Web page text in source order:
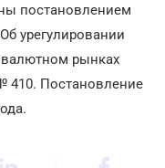
постановлением
урегулировании
рынках
410. Постановление